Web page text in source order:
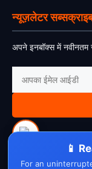
न्यूज़लेटर
अपने इनबॉक्स में नवीनतम
📱
For an